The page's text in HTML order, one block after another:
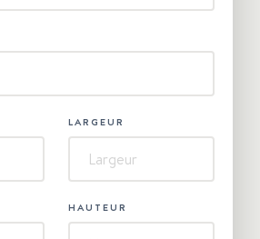
LARGEUR
HAUTEUR